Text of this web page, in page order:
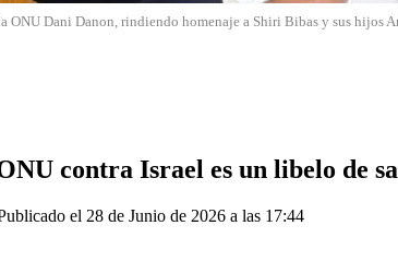
ONU Dani Danon, rindiendo homenaje a Shiri Bibas y sus hijos
contra Israel es un libelo de
el 28 de Junio de 2026 a las 17:44